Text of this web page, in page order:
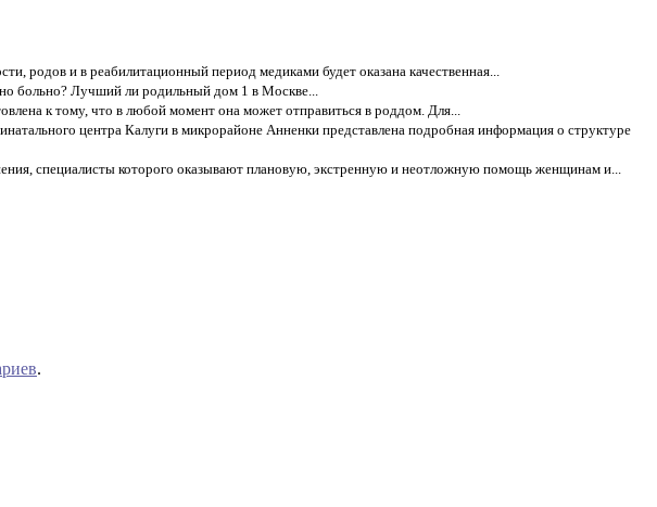
родов и в реабилитационный период медиками будет оказана качественная...
больно? Лучший ли родильный дом 1 в Москве...
к тому, что в любой момент она может отправиться в роддом. Для...
центра Калуги в микрорайоне Анненки представлена подробная информация о структуре
специалисты которого оказывают плановую, экстренную и неотложную помощь женщинам и...
.